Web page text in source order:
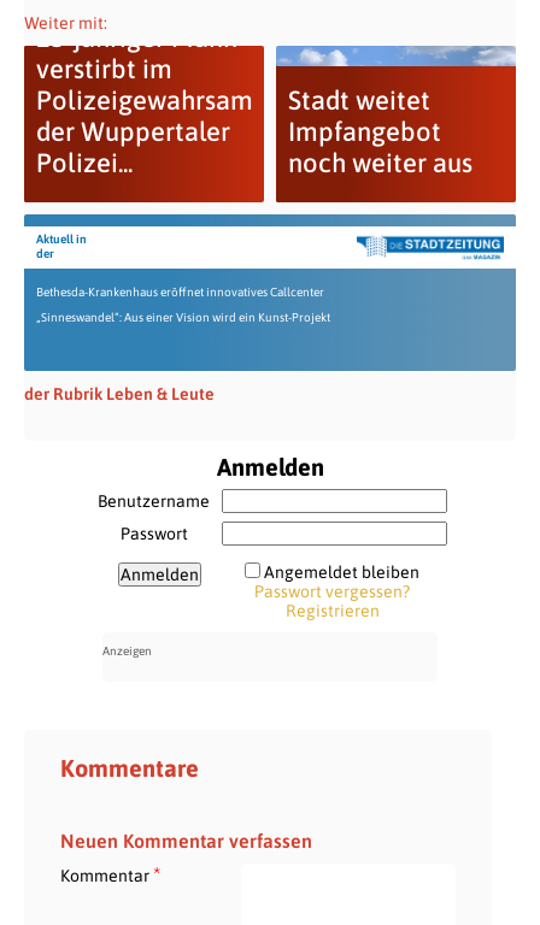
Weiter mit:
25-jähriger Mann
verstirbt im
Polizeigewahrsam
der Wuppertaler
Polizei...
Stadt weitet
Impfangebot
noch weiter aus
Aktuell in
der
Bethesda-Krankenhaus eröffnet innovatives Callcenter
„Sinneswandel“: Aus einer Vision wird ein Kunst-Projekt
der Rubrik Leben & Leute
Anmelden
Benutzername
Passwort
Angemeldet bleiben
Passwort vergessen?
Registrieren
Kommentare
Neuen Kommentar verfassen
Kommentar*